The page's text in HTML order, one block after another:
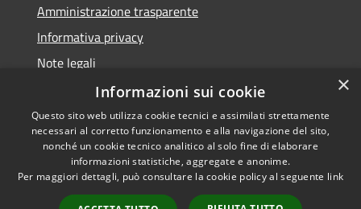
Amministrazione trasparente
Informativa privacy
Note legali
Dichiarazione di accessibilità
RSS
Accessibilità
Copyright © 2026 • Città di
Comacchio • Powered by
×
Informazioni sui cookie
Questo sito web utilizza cookie tecnici e assimilati strettamente
necessari al corretto funzionamento e alla navigazione del sito,
nonché un cookie tecnico analitico al solo fine di elaborare
informazioni statistiche, aggregate e anonime.
Per maggiori dettagli, può consultare la cookie policy al seguente link